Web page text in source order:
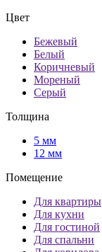
Цвет
Бежевый
Белый
Коричневый
Мореный
Серый
Толщина
5 мм
12 мм
Помещение
Для квартиры
Для кухни
Для гостиной
Для спальни